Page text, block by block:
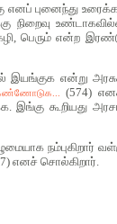
புனைந்து
நிறைவு
பெரும் என்ற
என்று
(574)
கூறியது
நம்புகிறார்
எனச் சொல்கிறார்.